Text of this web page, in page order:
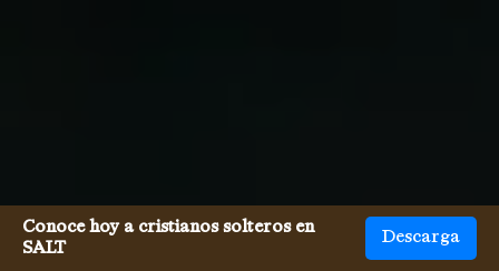
Conoce hoy a cristianos solteros en
SALT
Descarga